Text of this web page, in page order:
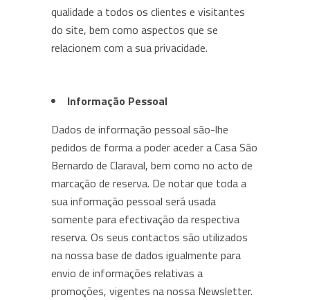
qualidade a todos os clientes e visitantes
do site, bem como aspectos que se
relacionem com a sua privacidade.
Informação Pessoal
Dados de informação pessoal são-lhe
pedidos de forma a poder aceder a Casa São
Bernardo de Claraval, bem como no acto de
marcação de reserva. De notar que toda a
sua informação pessoal será usada
somente para efectivação da respectiva
reserva. Os seus contactos são utilizados
na nossa base de dados igualmente para
envio de informações relativas a
promoções, vigentes na nossa Newsletter.